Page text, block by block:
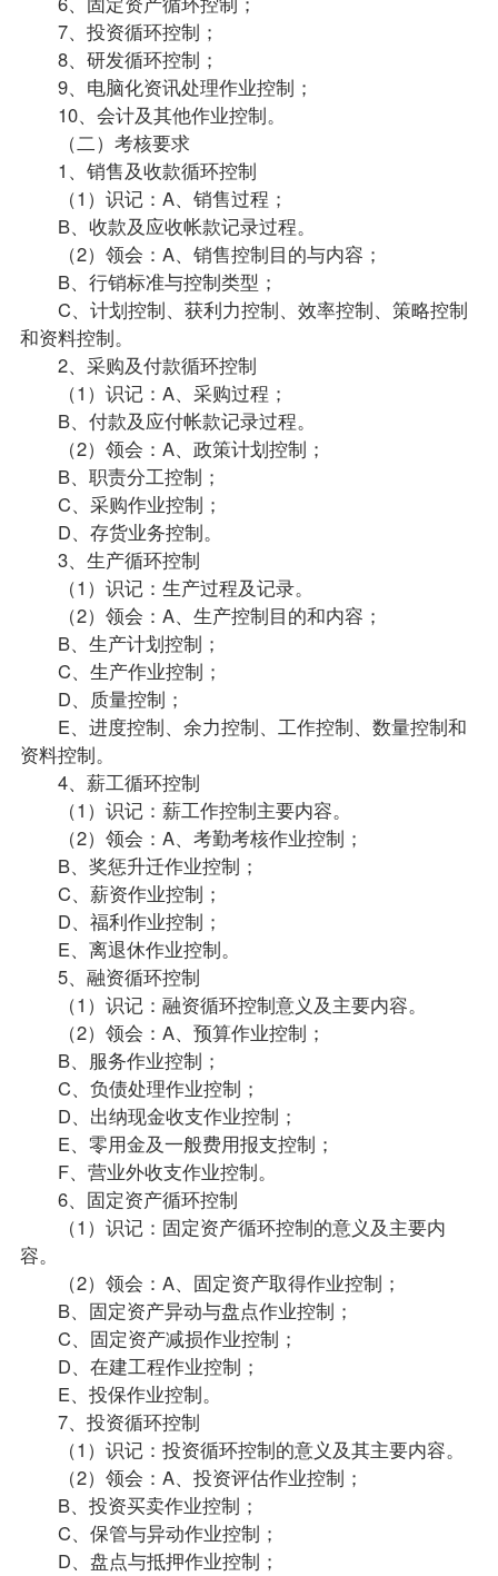
7、投资循环控制；
8、研发循环控制；
9、电脑化资讯处理作业控制；
10、会计及其他作业控制。
（二）考核要求
1、销售及收款循环控制
（1）识记：A、销售过程；
B、收款及应收帐款记录过程。
（2）领会：A、销售控制目的与内容；
B、行销标准与控制类型；
C、计划控制、获利力控制、效率控制、策略控制
和资料控制。
2、采购及付款循环控制
（1）识记：A、采购过程；
B、付款及应付帐款记录过程。
（2）领会：A、政策计划控制；
B、职责分工控制；
C、采购作业控制；
D、存货业务控制。
3、生产循环控制
（1）识记：生产过程及记录。
（2）领会：A、生产控制目的和内容；
B、生产计划控制；
C、生产作业控制；
D、质量控制；
E、进度控制、余力控制、工作控制、数量控制和
资料控制。
4、薪工循环控制
（1）识记：薪工作控制主要内容。
（2）领会：A、考勤考核作业控制；
B、奖惩升迁作业控制；
C、薪资作业控制；
D、福利作业控制；
E、离退休作业控制。
5、融资循环控制
（1）识记：融资循环控制意义及主要内容。
（2）领会：A、预算作业控制；
B、服务作业控制；
C、负债处理作业控制；
D、出纳现金收支作业控制；
E、零用金及一般费用报支控制；
F、营业外收支作业控制。
6、固定资产循环控制
（1）识记：固定资产循环控制的意义及主要内
容。
（2）领会：A、固定资产取得作业控制；
B、固定资产异动与盘点作业控制；
C、固定资产减损作业控制；
D、在建工程作业控制；
E、投保作业控制。
7、投资循环控制
（1）识记：投资循环控制的意义及其主要内容。
（2）领会：A、投资评估作业控制；
B、投资买卖作业控制；
C、保管与异动作业控制；
D、盘点与抵押作业控制；